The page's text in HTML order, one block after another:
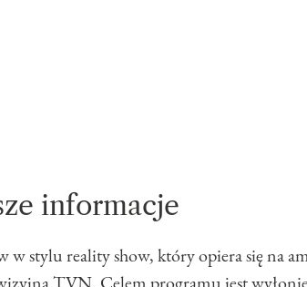
informacje
stylu reality show, który opiera się na